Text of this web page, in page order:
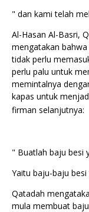
" dan kami telah
Al-Hasan Al-Basri,
mengatakan
tidak perlu
perlu palu untuk
memintalnya
kapas untuk
firman selanjutnya:
" Buatlah baju besi
Yaitu baju-baju
Qatadah
mula membuat